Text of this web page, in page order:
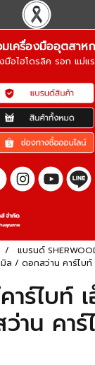
เครื่องมืออุตสาห
มือไฮโดรลิค รอก แม่
แบรนด์
มิล / ดอกสว่าน คาร์ไบท์
าร์ไบท์
าน คาร์